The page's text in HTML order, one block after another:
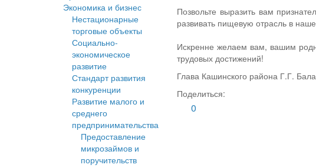
Экономика и бизнес
Нестационарные
торговые объекты
Социально-
экономическое
развитие
Стандарт развития
конкуренции
Развитие малого и
среднего
предпринимательства
Предоставление
микрозаймов и
поручительств
Позвольте выразить вам
развивать пищевую отрасль в
Искренне желаем вам, вашим
трудовых достижений!
Глава Кашинского района Г.Г.
Поделиться:
0